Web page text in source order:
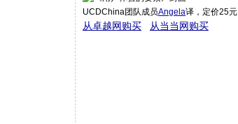
UCDChina团队成员Angela译，定价25元
从卓越网购买 从当当网购买